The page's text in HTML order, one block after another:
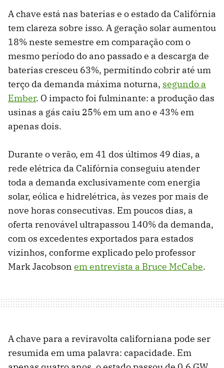
A chave está nas baterias e o estado da Califórnia
tem clareza sobre isso. A geração solar aumentou
18% neste semestre em comparação com o
mesmo período do ano passado e a descarga de
baterias cresceu 63%, permitindo cobrir até um
terço da demanda máxima noturna, segundo a
Ember. O impacto foi fulminante: a produção das
usinas a gás caiu 25% em um ano e 43% em
apenas dois.
Durante o verão, em 41 dos últimos 49 dias, a
rede elétrica da Califórnia conseguiu atender
toda a demanda exclusivamente com energia
solar, eólica e hidrelétrica, às vezes por mais de
nove horas consecutivas. Em poucos dias, a
oferta renovável ultrapassou 140% da demanda,
com os excedentes exportados para estados
vizinhos, conforme explicado pelo professor
Mark Jacobson em entrevista a Bruce McCabe.
A chave para a reviravolta californiana pode ser
resumida em uma palavra: capacidade. Em